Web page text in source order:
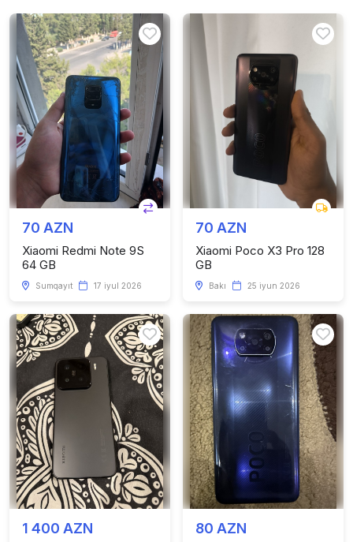
70 AZN
Xiaomi Redmi Note 9S
64 GB
Sumqayıt 17 iyul 2026
70 AZN
Xiaomi Poco X3 Pro 128
GB
Bakı 25 iyun 2026
1 400 AZN 80 AZN